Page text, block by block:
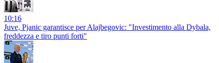
10:16
Juve, Pjanic garantisce per Alajbegovic: "Investimento alla Dybala,
freddezza e tiro punti forti"